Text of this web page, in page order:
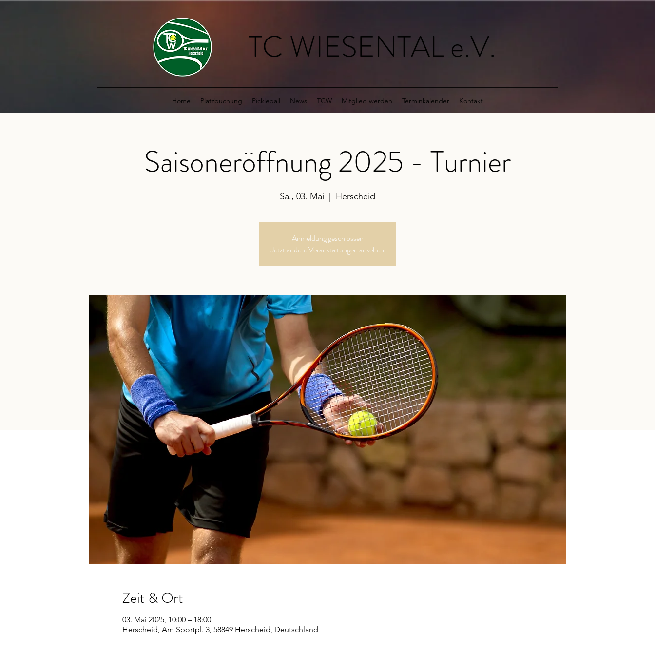
TC WIESENTAL e.V.
Home Platzbuchung Pickleball News TCW Mitglied werden Terminkalender Kontakt
Saisoneröffnung 2025 - Turnier
Sa., 03. Mai Herscheid
Anmeldung geschlossen
Jetzt andere Veranstaltungen ansehen
Zeit & Ort
03. Mai 2025, 10:00 – 18:00
Herscheid, Am Sportpl. 3, 58849 Herscheid, Deutschland